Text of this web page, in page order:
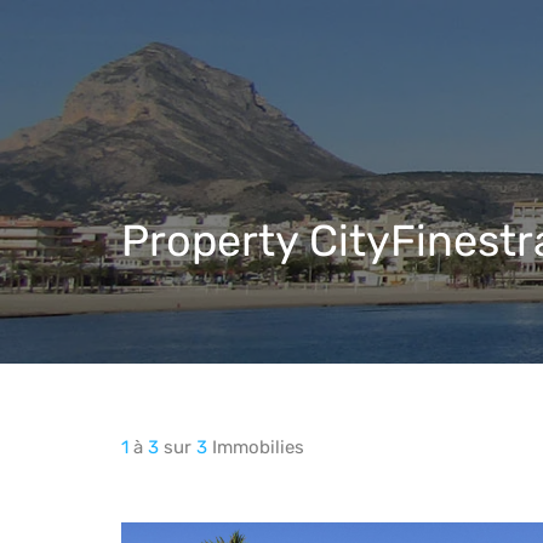
Property City
1 à 3 sur 3 Immobilies